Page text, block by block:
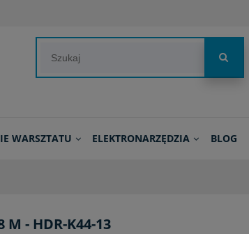
WARSZTATU ELEKTRONARZĘDZIA BLOG
M - HDR-K44-13